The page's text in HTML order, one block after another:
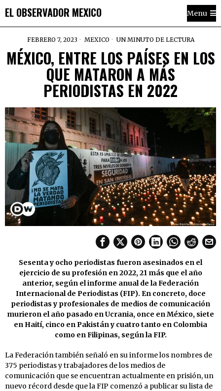
EL OBSERVADOR MEXICO Menu
FEBRERO 7, 2023 MEXICO UN MINUTO DE LECTURA
MÉXICO, ENTRE LOS PAÍSES EN LOS
QUE MATARON A MÁS
PERIODISTAS EN 2022
Sesenta y ocho periodistas fueron asesinados en el
ejercicio de su profesión en 2022, 21 más que el año
anterior, según el informe anual de la Federación
Internacional de Periodistas (FIP). En concreto, doce
periodistas y profesionales de medios de comunicación
murieron el año pasado en Ucrania, once en México, siete
en Haití, cinco en Pakistán y cuatro tanto en Colombia
como en Filipinas, según la FIP.
La Federación también señaló en su informe los nombres de
375 periodistas y trabajadores de los medios de
comunicación que se encuentran actualmente en prisión, un
nuevo récord desde que la FIP comenzó a publicar su lista de